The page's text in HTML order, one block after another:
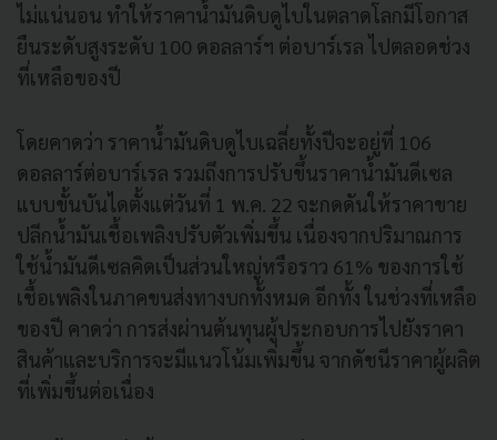
ไม่แน่นอน ทำให้ราคาน้ำมันดิบดูไบในตลาดโลกมีโอกาส
ยืนระดับสูงระดับ 100 ดอลลาร์ฯ ต่อบาร์เรล ไปตลอดช่วง
ที่เหลือของปี
โดยคาดว่า ราคาน้ำมันดิบดูไบเฉลี่ยทั้งปีจะอยู่ที่ 106
ดอลลาร์ต่อบาร์เรล รวมถึงการปรับขึ้นราคาน้ำมันดีเซล
แบบขั้นบันไดตั้งแต่วันที่ 1 พ.ค. 22 จะกดดันให้ราคาขาย
ปลีกน้ำมันเชื้อเพลิงปรับตัวเพิ่มขึ้น เนื่องจากปริมาณการ
ใช้น้ำมันดีเซลคิดเป็นส่วนใหญ่หรือราว 61% ของการใช้
เชื้อเพลิงในภาคขนส่งทางบกทั้งหมด อีกทั้ง ในช่วงที่เหลือ
ของปี คาดว่า การส่งผ่านต้นทุนผู้ประกอบการไปยังราคา
สินค้าและบริการจะมีแนวโน้มเพิ่มขึ้น จากดัชนีราคาผู้ผลิต
ที่เพิ่มขึ้นต่อเนื่อง